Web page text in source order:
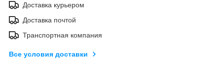
Доставка курьером
Доставка почтой
Транспортная компания
Все условия доставки